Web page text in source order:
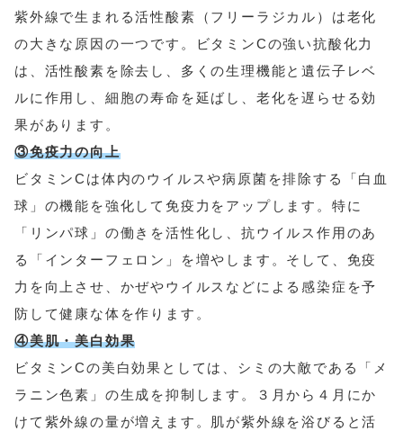
紫外線で生まれる活性酸素（フリーラジカル）は老化
の大きな原因の一つです。ビタミンCの強い抗酸化力
は、活性酸素を除去し、多くの生理機能と遺伝子レベ
ルに作用し、細胞の寿命を延ばし、老化を遅らせる効
果があります。
③免疫力の向上
ビタミンCは体内のウイルスや病原菌を排除する「白血
球」の機能を強化して免疫力をアップします。特に
「リンパ球」の働きを活性化し、抗ウイルス作用のあ
る「インターフェロン」を増やします。そして、免疫
力を向上させ、かぜやウイルスなどによる感染症を予
防して健康な体を作ります。
④美肌・美白効果
ビタミンCの美白効果としては、シミの大敵である「メ
ラニン色素」の生成を抑制します。３月から４月にか
けて紫外線の量が増えます。肌が紫外線を浴びると活